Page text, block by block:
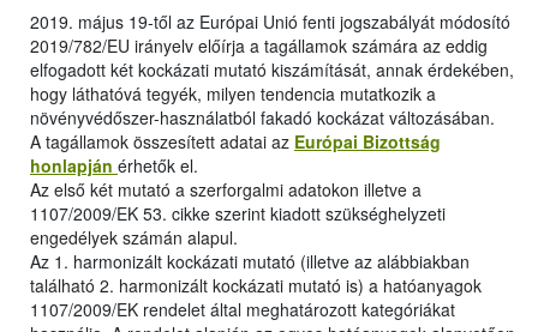
2019. május 19-től az Európai Unió fenti jogszabályát módosító
2019/782/EU irányelv előírja a tagállamok számára az eddig
elfogadott két kockázati mutató kiszámítását, annak érdekében,
hogy láthatóvá tegyék, milyen tendencia mutatkozik a
növényvédőszer-használatból fakadó kockázat változásában.
A tagállamok összesített adatai az Európai Bizottság
honlapján érhetők el.
Az első két mutató a szerforgalmi adatokon illetve a
1107/2009/EK 53. cikke szerint kiadott szükséghelyzeti
engedélyek számán alapul.
Az 1. harmonizált kockázati mutató (illetve az alábbiakban
található 2. harmonizált kockázati mutató is) a hatóanyagok
1107/2009/EK rendelet által meghatározott kategóriákat